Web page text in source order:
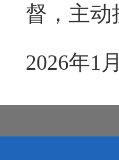
督，主动
2026年1